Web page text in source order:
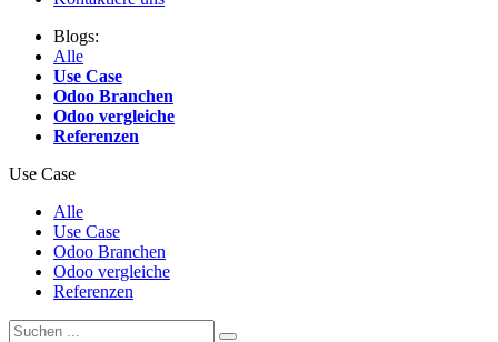
Blogs:
Alle
Use Case
Odoo Branchen
Odoo vergleiche
Referenzen
Use Case
Alle
Use Case
Odoo Branchen
Odoo vergleiche
Referenzen